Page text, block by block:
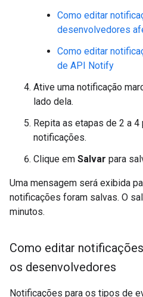
Como editar
desenvolvedores
Como editar
de API Notify
Ative uma notificação
lado dela.
Repita as etapas de 2 a 4
notificações.
Clique em Salvar para
Uma mensagem será exibida
notificações foram salvas. O
minutos.
Como editar
os desenvolvedores
Notificações para os tipos de